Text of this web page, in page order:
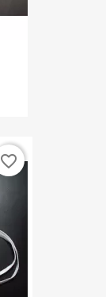
favorite_border